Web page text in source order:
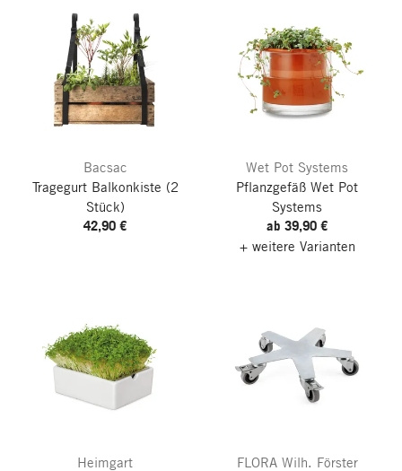
Bacsac
Tragegurt Balkonkiste (2
Stück)
42,90 €
Wet Pot Systems
Pflanzgefäß Wet Pot
Systems
ab 39,90 €
+ weitere Varianten
Heimgart
FLORA Wilh. Förster